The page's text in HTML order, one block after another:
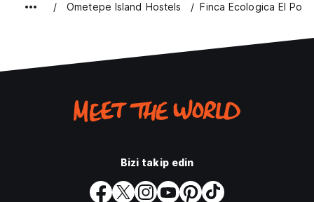
Ometepe Island Hostels Finca Ecologica El
Bizi takip edin